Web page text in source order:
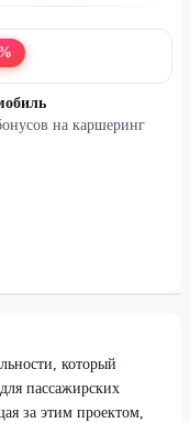
на каршеринг
который
пассажирских
за этим проектом,